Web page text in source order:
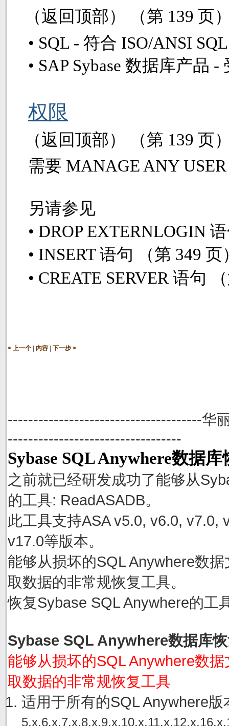
（返回顶部） （第 139页
• SQL - 符合 ISO/ANSI
• SAP Sybase 数据库产品 -
权限
（返回顶部） （第 139页
需要 MANAGE ANY
另请参见
• DROP EXTERNLOGIN
• INSERT语句 （第 349 页
• CREATE SERVER 语句
< 上一个 | 内容 | 下一步 >
--------------------------------------华
----------------------------------
Sybase SQL Anywhere数据
之前就已经研发成功了能够从
的工具: ReadASADB。
此工具支持ASA v5.0, v6.0, v7.0,
v17.0等版本。
能够从损坏的SQL Anywhere数
取数据的非常规恢复工具。
恢复Sybase SQL Anywhere的工
Sybase SQL Anywhere数据库
能够从损坏的SQL Anywhere数
取数据的非常规恢复工具
适用于所有的SQL Anywhere